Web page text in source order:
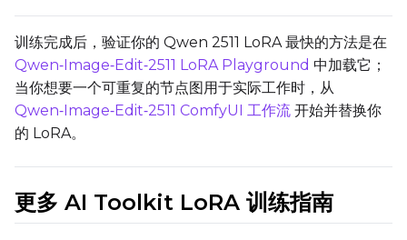
训练完成后，验证你的 Qwen 2511 LoRA 最快的方法是在
Qwen‑Image‑Edit‑2511 LoRA Playground 中加载它；
当你想要一个可重复的节点图用于实际工作时，从
Qwen‑Image‑Edit‑2511 ComfyUI 工作流 开始并替换你
的 LoRA。
更多 AI Toolkit LoRA 训练指南